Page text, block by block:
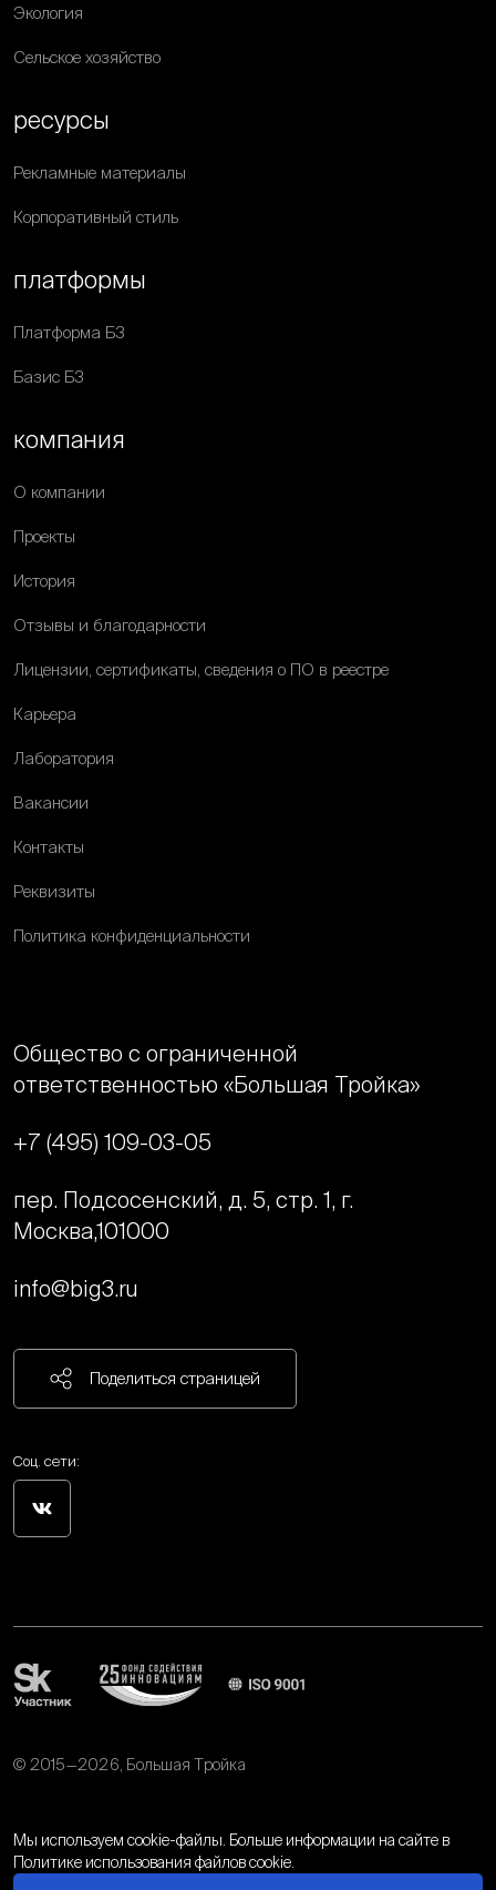
Экология
Сельское хозяйство
ресурсы
Рекламные материалы
Корпоративный стиль
платформы
Платформа Б3
Базис Б3
компания
О компании
Проекты
История
Отзывы и благодарности
Лицензии, сертификаты, сведения о ПО в реестре
Карьера
Лаборатория
Вакансии
Контакты
Реквизиты
Политика конфиденциальности
Общество с ограниченной
ответственностью «Большая Тройка»
+7 (495) 109-03-05
пер. Подсосенский, д. 5, стр. 1, г.
Москва,101000
info@big3.ru
Поделиться страницей
Соц. сети:
© 2015—2026, Большая Тройка
Мы используем cookie-файлы. Больше информации на сайте в
Политике использования файлов cookie.